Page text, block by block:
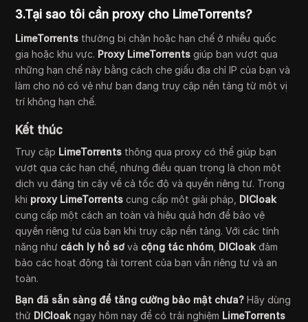
3.Tại sao tôi cần proxy cho LimeTorrents?
LimeTorrents thường bị chặn hoặc hạn chế ở nhiều quốc
gia hoặc khu vực. Proxy LimeTorrents giúp bạn vượt qua
những hạn chế này bằng cách che giấu địa chỉ IP của bạn và
làm cho nó có vẻ như bạn đang truy cập nền tảng từ một vị
trí không hạn chế.
Kết thúc
Truy cập LimeTorrents thông qua proxy có thể giúp bạn
vượt qua các hạn chế, nhưng điều quan trọng là chọn một
dịch vụ đáng tin cậy về cả tốc độ và quyền riêng tư. Trong
khi proxy LimeTorrents cung cấp một giải pháp, DICloak
cung cấp một cách an toàn và hiệu quả hơn để bảo vệ
quyền riêng tư của bạn khi truy cập nền tảng. Với các tính
năng như cách ly hồ sơ và cộng tác nhóm DICloak đảm
bảo các hoạt động tải torrent của bạn vẫn riêng tư và an
toàn.
Bạn đã sẵn sàng để tăng cường bảo mật chưa? Hãy dùng
thử DICloak ngay hôm nay để có trải nghiệm LimeTorrents